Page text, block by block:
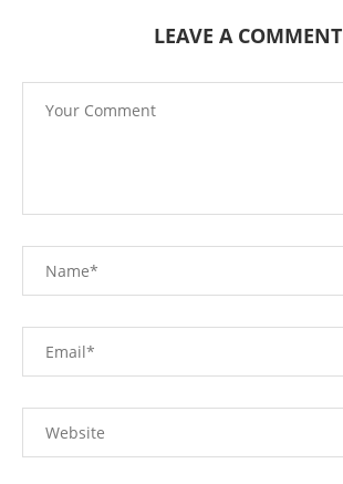
LEAVE A COMMENT